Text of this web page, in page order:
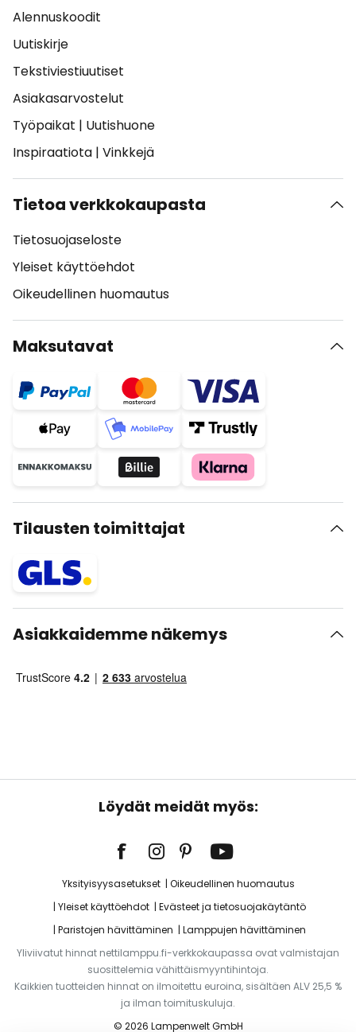
Alennuskoodit
Uutiskirje
Tekstiviestiuutiset
Asiakasarvostelut
Työpaikat | Uutishuone
Inspiraatiota | Vinkkejä
Tietoa verkkokaupasta
Tietosuojaseloste
Yleiset käyttöehdot
Oikeudellinen huomautus
Maksutavat
Tilausten toimittajat
Asiakkaidemme näkemys
Löydät meidät myös:
Yksityisyysasetukset
Oikeudellinen huomautus
Yleiset käyttöehdot
Evästeet ja tietosuojakäytäntö
Paristojen hävittäminen
Lamppujen hävittäminen
Yliviivatut hinnat nettilamppu.fi-verkkokaupassa ovat valmistajan
suosittelemia vähittäismyyntihintoja.
Kaikkien tuotteiden hinnat on ilmoitettu euroina, sisältäen ALV 25,5 %
ja ilman toimituskuluja.
© 2026 Lampenwelt GmbH